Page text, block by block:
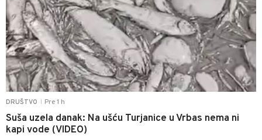
DRUŠTVO Pre 1 h
Suša uzela danak: Na ušću Turjanice u Vrbas nema ni
kapi vode (VIDEO)